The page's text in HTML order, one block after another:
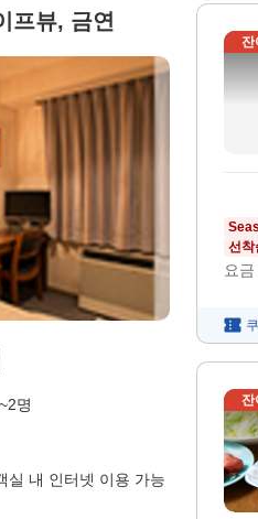
프뷰, 금연
명
실 내 인터넷 이용 가능
잔
선착
요
잔